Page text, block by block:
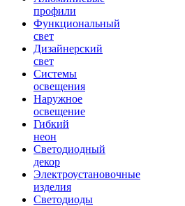
профили
Функциональный
свет
Дизайнерский
свет
Системы
освещения
Наружное
освещение
Гибкий
неон
Светодиодный
декор
Электроустановочные
изделия
Светодиоды